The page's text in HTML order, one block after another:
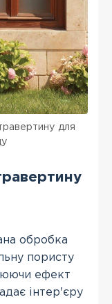
для
обробка
пористу
ефект
інтер'єру